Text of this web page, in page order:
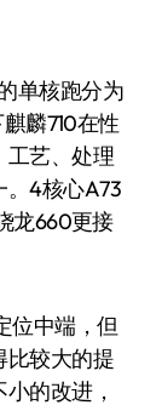
单核跑分为
麟710在性
工艺、处理
。4核心A73
龙660更接
位中端，但
比较大的提
的改进，